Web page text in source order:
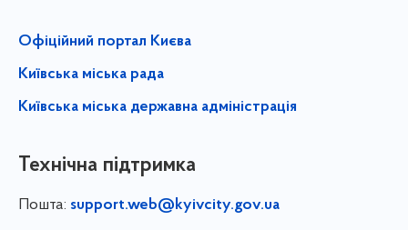
Офіційний портал Києва
Київська міська рада
Київська міська державна адміністрація
Технічна підтримка
Пошта: support.web@kyivcity.gov.ua